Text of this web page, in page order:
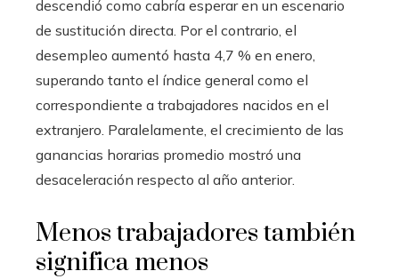
descendió como cabría esperar en un escenario
de sustitución directa. Por el contrario, el
desempleo aumentó hasta 4,7 % en enero,
superando tanto el índice general como el
correspondiente a trabajadores nacidos en el
extranjero. Paralelamente, el crecimiento de las
ganancias horarias promedio mostró una
desaceleración respecto al año anterior.
Menos trabajadores también
significa menos